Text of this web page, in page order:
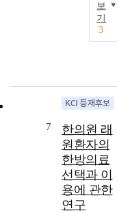
보
기
3
7
한의원 래
원환자의
한방의료
선택과 이
용에 관한
연구